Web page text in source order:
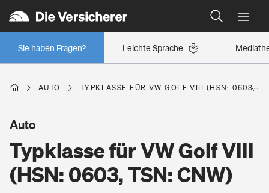
Leichte Sprache
Sie haben Fragen?
Wer versichert was: Jetzt Versicherer finden
Regionalklassen: So ist Ihre Region eingestuft
Wer versichert was: Jetzt Versicherer finden
Berufsunfähigkeitsversicherung
Erwerbsunfähigkeitsversicherung
Wohnen
AUTO TYPKLASSE FÜR VW GOLF VIII (HSN: 0603,
Typklasse für VW Golf VIII
(HSN: 0603, TSN: CNW)
Auto